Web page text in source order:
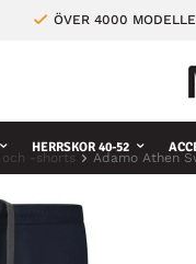
ÖVER 4000
HERRSKOR 40-52
och -shorts Adamo Athen